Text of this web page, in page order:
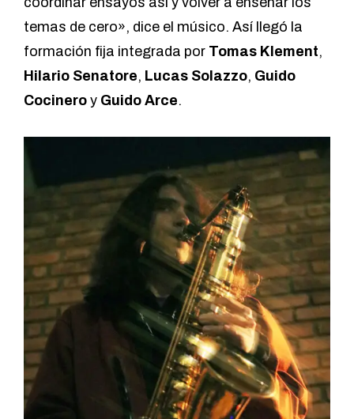
temas de cero», dice el músico. Así llegó la
formación fija integrada por Tomas Klement,
Hilario Senatore, Lucas Solazzo, Guido
Cocinero y Guido Arce.